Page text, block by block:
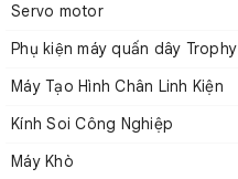
Servo motor
Phụ kiện máy quấn dây Trophy
Máy Tạo Hình Chân Linh Kiện
Kính Soi Công Nghiệp
Máy Khò